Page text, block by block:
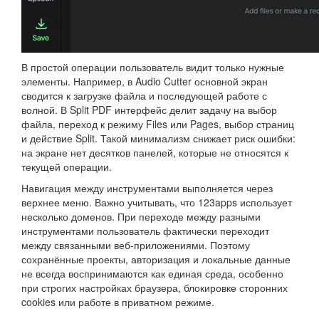
В простой операции пользователь видит только нужные
элементы. Например, в Audio Cutter основной экран
сводится к загрузке файла и последующей работе с
волной. В Split PDF интерфейс делит задачу на выбор
файла, переход к режиму Files или Pages, выбор страниц
и действие Split. Такой минимализм снижает риск ошибки:
на экране нет десятков панелей, которые не относятся к
текущей операции.
Навигация между инструментами выполняется через
верхнее меню. Важно учитывать, что 123apps использует
несколько доменов. При переходе между разными
инструментами пользователь фактически переходит
между связанными веб-приложениями. Поэтому
сохранённые проекты, авторизация и локальные данные
не всегда воспринимаются как единая среда, особенно
при строгих настройках браузера, блокировке сторонних
cookies или работе в приватном режиме.